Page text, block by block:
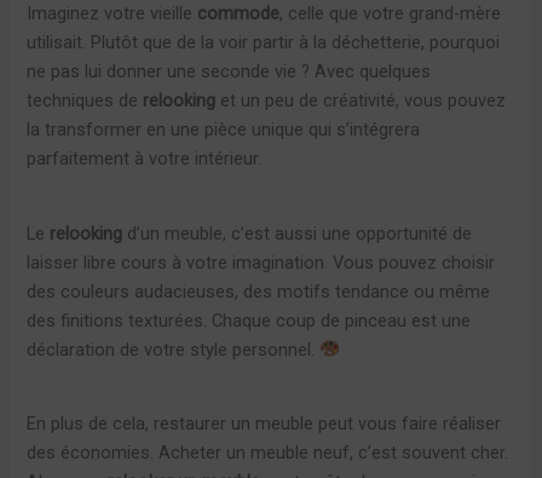
Imaginez votre vieille commode, celle que votre grand-mère
utilisait. Plutôt que de la voir partir à la déchetterie, pourquoi
ne pas lui donner une seconde vie ? Avec quelques
techniques de relooking et un peu de créativité, vous pouvez
la transformer en une pièce unique qui s’intégrera
parfaitement à votre intérieur.
Le relooking d’un meuble, c’est aussi une opportunité de
laisser libre cours à votre imagination. Vous pouvez choisir
des couleurs audacieuses, des motifs tendance ou même
des finitions texturées. Chaque coup de pinceau est une
déclaration de votre style personnel.
En plus de cela, restaurer un meuble peut vous faire réaliser
des économies. Acheter un meuble neuf, c’est souvent cher.